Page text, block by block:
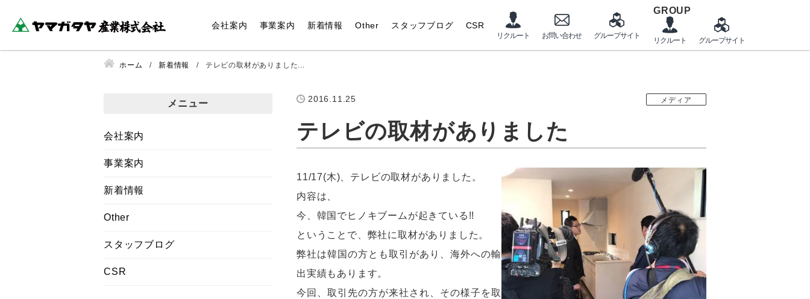
会社案内 事業案内 新着情報 Other スタッフブログ CSR
GROUP
ホーム 新着情報 テレビの取材がありました...
2016.11.25 メディア
テレビの取材がありました
11/17(木)、テレビの取材がありました。
内容は、
今、韓国でヒノキブームが起きている!!
ということで、弊社に取材がありました。
弊社は韓国の方とも取引があり、海外への輸
出実績もあります。
今回、取引先の方が来社され、その様子を取
メニュー
会社案内
事業案内
新着情報
Other
スタッフブログ
CSR